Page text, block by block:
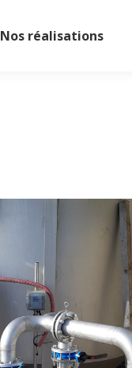
Nos réalisations